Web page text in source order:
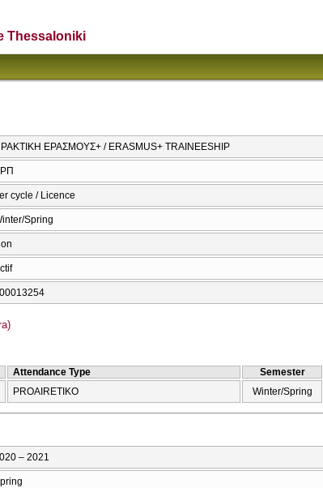
Thessaloniki
ΕΡΑΣΜΟΥΣ+ / ERASMUS+ TRAINEESHIP
cycle / Licence
Spring
Attendance Type Semester
PROAIRETIKO Winter/Spring
– 2021